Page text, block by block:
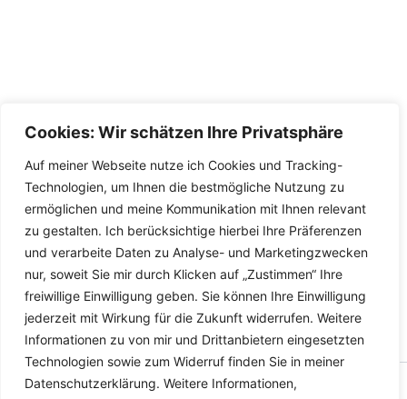
Cookies: Wir schätzen Ihre Privatsphäre
Auf meiner Webseite nutze ich Cookies und Tracking-
Technologien, um Ihnen die bestmögliche Nutzung zu
ermöglichen und meine Kommunikation mit Ihnen relevant
zu gestalten. Ich berücksichtige hierbei Ihre Präferenzen
und verarbeite Daten zu Analyse- und Marketingzwecken
nur, soweit Sie mir durch Klicken auf „Zustimmen“ Ihre
freiwillige Einwilligung geben. Sie können Ihre Einwilligung
jederzeit mit Wirkung für die Zukunft widerrufen. Weitere
Informationen zu von mir und Drittanbietern eingesetzten
Technologien sowie zum Widerruf finden Sie in meiner
Datenschutzerklärung. Weitere Informationen,
Copyright © 2026 Versandhandel für Fahrzeugteile, Ersatzteile